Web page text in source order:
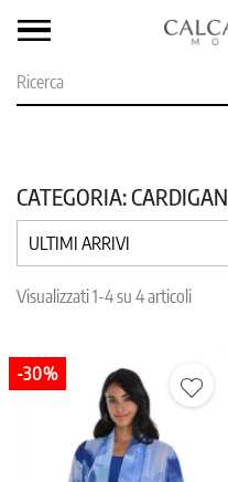
CATEGORIA: CARDIGAN
MARCHI
COLORE
REPARTO
ULTIMI ARRIVI
Visualizzati 1-4 su 4 articoli
-30%